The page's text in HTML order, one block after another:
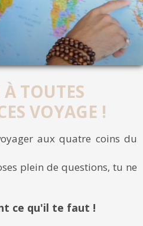
À TOUTES
VOYAGE !
aux quatre coins du
plein de questions, tu ne
ce qu'il te faut !